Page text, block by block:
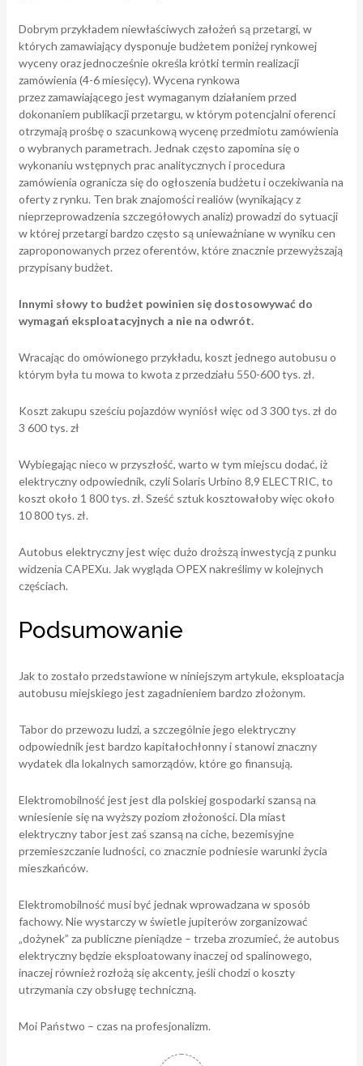
Dobrym przykładem niewłaściwych założeń są przetargi, w
których zamawiający dysponuje budżetem poniżej rynkowej
wyceny oraz jednocześnie określa krótki termin realizacji
zamówienia (4-6 miesięcy). Wycena rynkowa
przezzamawiającego jest wymaganym działaniem przed
dokonaniem publikacji przetargu, w którym potencjalni oferenci
otrzymają prośbę o szacunkową wycenę przedmiotu zamówienia
o wybranych parametrach. Jednak często zapomina się o
wykonaniu wstępnych prac analitycznych i procedura
zamówienia ogranicza się do ogłoszenia budżetu i oczekiwania na
oferty z rynku. Ten brak znajomości realiów (wynikający z
nieprzeprowadzenia szczegółowych analiz) prowadzi do sytuacji
w której przetargi bardzo często są unieważniane w wyniku cen
zaproponowanych przez oferentów, które znacznie przewyższają
przypisany budżet.
Innymi słowy to budżet powinien się dostosowywać do
wymagań eksploatacyjnych a nie na odwrót.
Wracając do omówionego przykładu, koszt jednego autobusu o
którym była tu mowa to kwota z przedziału 550-600 tys. zł.
Koszt zakupu sześciu pojazdów wyniósł więc od 3 300 tys. zł do
3 600 tys. zł
Wybiegając nieco w przyszłość, warto w tym miejscu dodać, iż
elektryczny odpowiednik, czyli Solaris Urbino 8,9 ELECTRIC, to
koszt około 1 800 tys. zł. Sześć sztuk kosztowałoby więc około
10 800 tys. zł.
Autobus elektryczny jest więc dużo droższą inwestycją z punku
widzenia CAPEXu. Jak wygląda OPEX nakreślimy w kolejnych
częściach.
Podsumowanie
Jak to zostało przedstawione w niniejszym artykule, eksploatacja
autobusu miejskiego jest zagadnieniem bardzo złożonym.
Tabor do przewozu ludzi, a szczególnie jego elektryczny
odpowiednik jest bardzo kapitałochłonny i stanowi znaczny
wydatek dla lokalnych samorządów, które go finansują.
Elektromobilność jest jest dla polskiej gospodarki szansą na
wniesienie się na wyższy poziom złożoności. Dla miast
elektryczny tabor jest zaś szansą na ciche, bezemisyjne
przemieszczanie ludności, co znacznie podniesie warunki życia
mieszkańców.
Elektromobilność musi być jednak wprowadzana w sposób
fachowy. Nie wystarczy w świetle jupiterów zorganizować
„dożynek” za publiczne pieniądze – trzeba zrozumieć, że autobus
elektryczny będzie eksploatowany inaczej od spalinowego,
inaczej również rozłożą się akcenty, jeśli chodzi o koszty
utrzymania czy obsługę techniczną.
Moi Państwo – czas na profesjonalizm.